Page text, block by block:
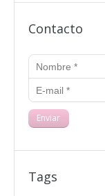
Contacto
Nombre *
E-mail *
Enviar
Tags